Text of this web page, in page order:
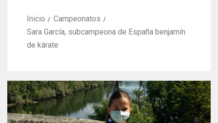
Inicio
Campeonatos
Sara García, subcampeona de España benjamín
de kárate